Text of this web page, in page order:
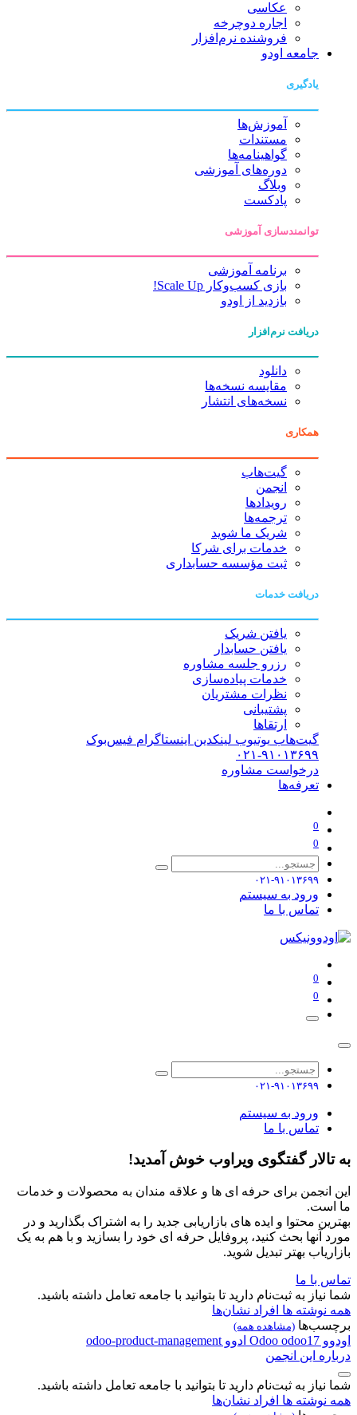
عکاسی
اجاره دوچرخه
فروشنده نرم‌افزار
جامعه اودو
یادگیری
آموزش‌ها
مستندات
گواهینامه‌ها
دوره‌های آموزشی
وبلاگ
پادکست
توانمندسازی آموزشی
برنامه آموزشی
بازی کسب‌وکار Scale Up!
بازدید از اودو
دریافت نرم‌افزار
دانلود
مقایسه نسخه‌ها
نسخه‌های انتشار
همکاری
گیت‌هاب
انجمن
رویدادها
ترجمه‌ها
شریک ما شوید
خدمات برای شرکا
ثبت مؤسسه حسابداری
دریافت خدمات
یافتن شریک
یافتن حسابدار
رزرو جلسه مشاوره
خدمات پیاده‌سازی
نظرات مشتریان
پشتیبانی
ارتقاها
گیت‌هاب یوتیوب لینکدین اینستاگرام فیس‌بوک
۰۲۱-۹۱۰۱۳۶۹۹
درخواست مشاوره
تعرفه‌ها
0
0
۰۲۱-۹۱۰۱۳۶۹۹
ورود به سیستم
تماس با ما
0
0
۰۲۱-۹۱۰۱۳۶۹۹
ورود به سیستم
تماس با ما
به تالار گفتگوی ویراوب خوش آمدید!
این انجمن برای حرفه ای ها و علاقه مندان به محصولات و خدمات
ما است.
بهترین محتوا و ایده های بازاریابی جدید را به اشتراک بگذارید و در
مورد آنها بحث کنید، پروفایل حرفه ای خود را بسازید و با هم به یک
بازاریاب بهتر تبدیل شوید.
تماس با ما
شما نیاز به ثبت‌نام دارید تا بتوانید با جامعه تعامل داشته باشید.
همه نوشته ها افراد نشان‌ها
برچسب‌ها (مشاهده همه)
اودوو Odoo odoo17 ادوو odoo-product-management
درباره این انجمن
شما نیاز به ثبت‌نام دارید تا بتوانید با جامعه تعامل داشته باشید.
همه نوشته ها افراد نشان‌ها